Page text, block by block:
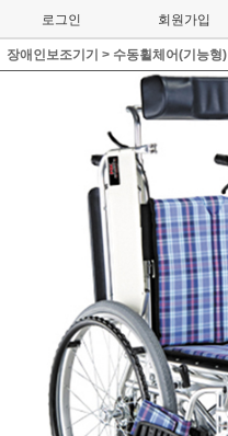
로그인 회원가입
장애인보조기기 > 수동휠체어(기능형)